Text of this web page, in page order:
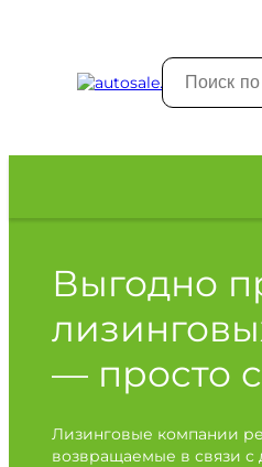
Выгодно
— просто
Лизинговые компании
возвращаемые в связи